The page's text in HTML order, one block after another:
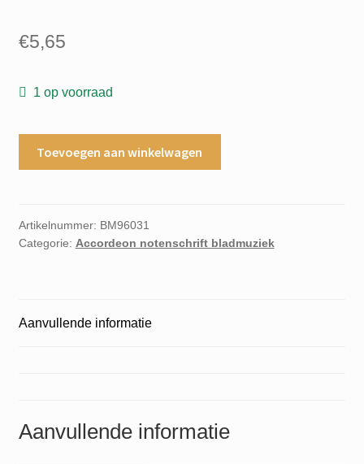
€5,65
1 op voorraad
aantal
Toevoegen aan winkelwagen
Artikelnummer: BM96031
Categorie: Accordeon notenschrift bladmuziek
Aanvullende informatie
Aanvullende informatie